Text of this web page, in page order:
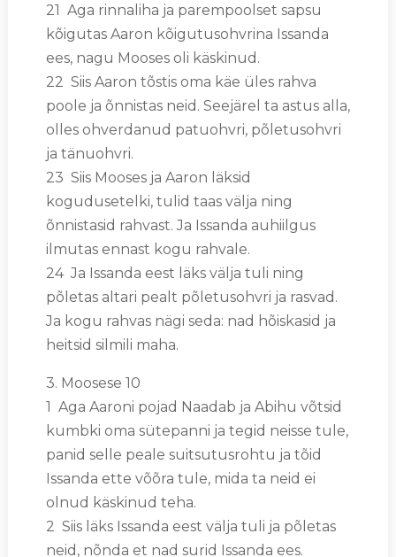
21 Aga rinnaliha ja parempoolset sapsu
kõigutas Aaron kõigutusohvrina Issanda
ees, nagu Mooses oli käskinud.
22 Siis Aaron tõstis oma käe üles rahva
poole ja õnnistas neid. Seejärel ta astus alla,
olles ohverdanud patuohvri, põletusohvri
ja tänuohvri.
23 Siis Mooses ja Aaron läksid
kogudusetelki, tulid taas välja ning
õnnistasid rahvast. Ja Issanda auhiilgus
ilmutas ennast kogu rahvale.
24 Ja Issanda eest läks välja tuli ning
põletas altari pealt põletusohvri ja rasvad.
Ja kogu rahvas nägi seda: nad hõiskasid ja
heitsid silmili maha.
3. Moosese 10
1 Aga Aaroni pojad Naadab ja Abihu võtsid
kumbki oma sütepanni ja tegid neisse tule,
panid selle peale suitsutusrohtu ja tõid
Issanda ette võõra tule, mida ta neid ei
olnud käskinud teha.
2 Siis läks Issanda eest välja tuli ja põletas
neid, nõnda et nad surid Issanda ees.